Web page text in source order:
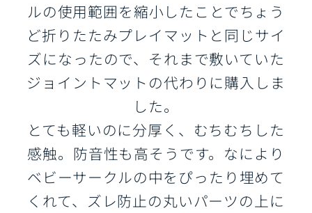
ルの使用範囲を縮小したことでちょう
ど折りたたみプレイマットと同じサイ
ズになったので、それまで敷いていた
ジョイントマットの代わりに購入しま
した。
とても軽いのに分厚く、むちむちした
感触。防音性も高そうです。なにより
ベビーサークルの中をぴったり埋めて
くれて、ズレ防止の丸いパーツの上に